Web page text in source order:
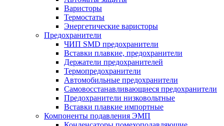
Варисторы
Термостаты
Энергетические варисторы
Предохранители
ЧИП SMD предохранители
Вставки плавкие, предохранители
Держатели предохранителей
Термопредохранители
Автомобильные предохранители
Самовосстанавливающиеся предохранители
Предохранители низковольтные
Вставки плавкие импортные
Компоненты подавления ЭМП